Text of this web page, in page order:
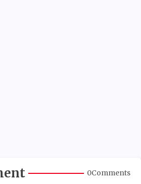
0Comments